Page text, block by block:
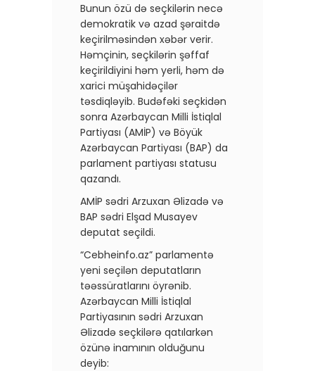
Bunun özü də seçkilərin necə
demokratik və azad şəraitdə
keçirilməsindən xəbər verir.
Həmçinin, seçkilərin şəffaf
keçirildiyini həm yerli, həm də
xarici müşahidəçilər
təsdiqləyib. Budəfəki seçkidən
sonra Azərbaycan Milli İstiqlal
Partiyası (AMİP) və Böyük
Azərbaycan Partiyası (BAP) da
parlament partiyası statusu
qazandı.
AMİP sədri Arzuxan Əlizadə və
BAP sədri Elşad Musayev
deputat seçildi.
“Cebheinfo.az” parlamentə
yeni seçilən deputatların
təəssüratlarını öyrənib.
Azərbaycan Milli İstiqlal
Partiyasının sədri Arzuxan
Əlizadə seçkilərə qatılarkən
özünə inamının olduğunu
deyib: